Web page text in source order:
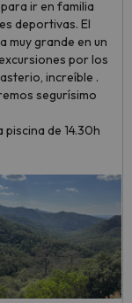
ir en familia
deportivas. El
muy grande en un
por los
increíble .
segurísimo
de 14.30h